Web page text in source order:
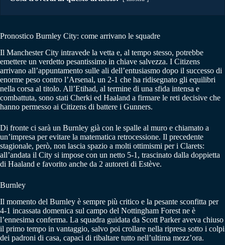
Pronostico Burnley City: come arrivano le squadre
Il Manchester City intravede la vetta e, al tempo stesso, potrebbe
emettere un verdetto pesantissimo in chiave salvezza. I Citizens
arrivano all’appuntamento sulle ali dell’entusiasmo dopo il successo di
enorme peso contro l’Arsenal, un 2-1 che ha ridisegnato gli equilibri
nella corsa al titolo. All’Etihad, al termine di una sfida intensa e
combattuta, sono stati Cherki ed Haaland a firmare le reti decisive che
hanno permesso ai Citizens di battere i Gunners.
Di fronte ci sarà un Burnley già con le spalle al muro e chiamato a
un’impresa per evitare la matematica retrocessione. Il precedente
stagionale, però, non lascia spazio a molti ottimismi per i Clarets:
all’andata il City si impose con un netto 5-1, trascinato dalla doppietta
di Haaland e favorito anche da 2 autoreti di Estève.
Burnley
Il momento del Burnley è sempre più critico e la pesante sconfitta per
4-1 incassata domenica sul campo del Nottingham Forest ne è
l’ennesima conferma. La squadra guidata da Scott Parker aveva chiuso
il primo tempo in vantaggio, salvo poi crollare nella ripresa sotto i colpi
dei padroni di casa, capaci di ribaltare tutto nell’ultima mezz’ora.